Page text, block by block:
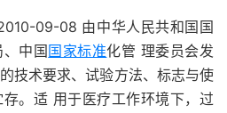
09-08 由中华人民共和国国
中国 国家标准化管 理委员会发
技术要求、试验方法、标志与使
。适 用于医疗工作环境下，过